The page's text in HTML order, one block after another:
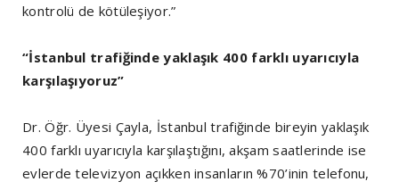
kontrolü de kötüleşiyor.”
“İstanbul trafiğinde yaklaşık 400 farklı uyarıcıyla
karşılaşıyoruz”
Dr. Öğr. Üyesi Çayla, İstanbul trafiğinde bireyin yaklaşık
400 farklı uyarıcıyla karşılaştığını, akşam saatlerinde ise
evlerde televizyon açıkken insanların %70’inin telefonu,